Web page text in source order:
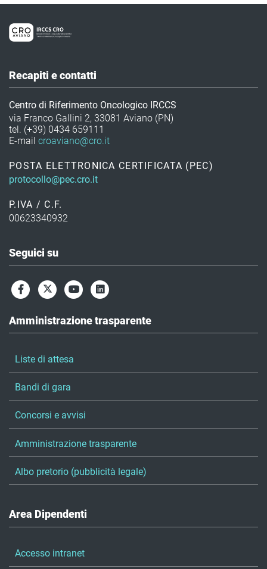
Recapiti e contatti
Centro di Riferimento Oncologico IRCCS
via Franco Gallini 2, 33081 Aviano (PN)
tel. (+39) 0434 659111
E-mail croaviano@cro.it
POSTA ELETTRONICA CERTIFICATA (PEC)
protocollo@pec.cro.it
P.IVA / C.F.
00623340932
Seguici su
Amministrazione trasparente
Liste di attesa
Bandi di gara
Concorsi e avvisi
Amministrazione trasparente
Albo pretorio (pubblicità legale)
Area Dipendenti
Accesso intranet